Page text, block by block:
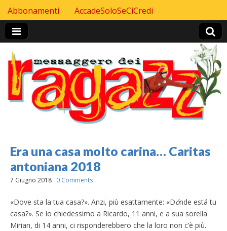
Header Top menu
Skip to content
Abbonamenti AccadeSoloSeCiCredi
Era una casa molto carina… Caritas
antoniana 2018
7 Giugno 2018 0 Comments
«Dove sta la tua casa?». Anzi, più esattamente: «Dónde está tu
casa?». Se lo chiedessimo a Ricardo, 11 anni, e a sua sorella
Mirian, di 14 anni, ci risponderebbero che la loro non c’è più.